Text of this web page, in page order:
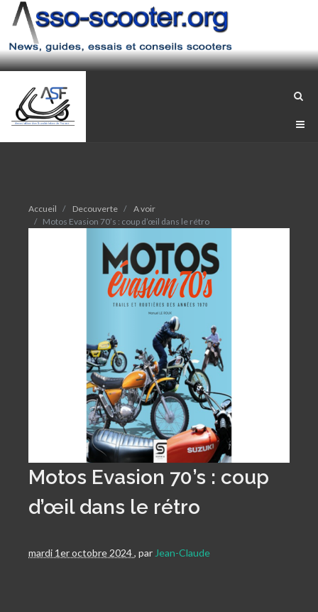
Accueil Decouverte
A voir
Motos Evasion 70’s : coup d’œil dans le rétro
Motos Evasion 70’s : coup
d’œil dans le rétro
mardi 1er octobre 2024, par Jean-Claude